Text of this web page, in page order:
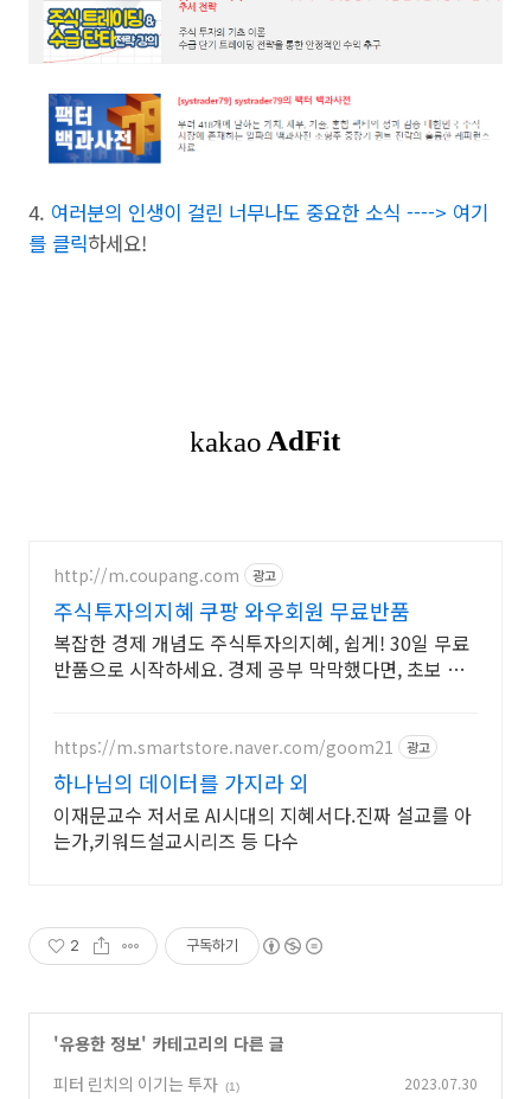
4. 여러분의 인생이 걸린 너무나도 중요한 소식 ----> 여기
를 클릭하세요!
http://m.coupang.com 광고
주식투자의지혜 쿠팡 와우회원 무료반품
복잡한 경제 개념도 주식투자의지혜, 쉽게! 30일 무료
반품으로 시작하세요. 경제 공부 막막했다면, 초보 눈
https://m.smartstore.naver.com/goom21 광고
하나님의 데이터를 가지라 외
이재문교수 저서로 AI시대의 지혜서다.진짜 설교를 아
는가,키워드설교시리즈 등 다수
2 구독하기
'유용한 정보' 카테고리의 다른 글
피터 린치의 이기는 투자 (1) 2023.07.30